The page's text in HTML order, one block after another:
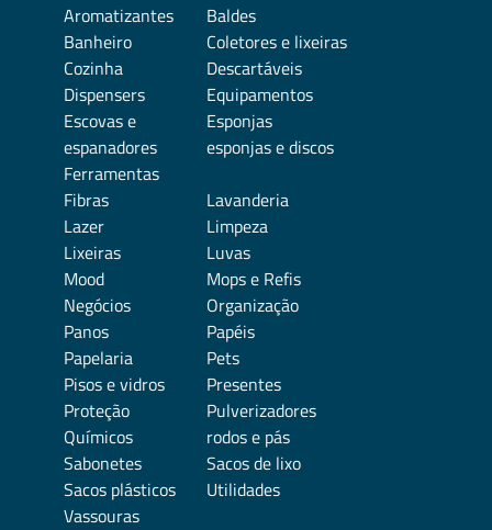
Aromatizantes
Baldes
Banheiro
Coletores e lixeiras
Cozinha
Descartáveis
Dispensers
Equipamentos
Escovas e
espanadores
Esponjas
esponjas e discos
Ferramentas
Fibras
Lavanderia
Lazer
Limpeza
Lixeiras
Luvas
Mood
Mops e Refis
Negócios
Organização
Panos
Papéis
Papelaria
Pets
Pisos e vidros
Presentes
Proteção
Pulverizadores
Químicos
rodos e pás
Sabonetes
Sacos de lixo
Sacos plásticos
Utilidades
Vassouras